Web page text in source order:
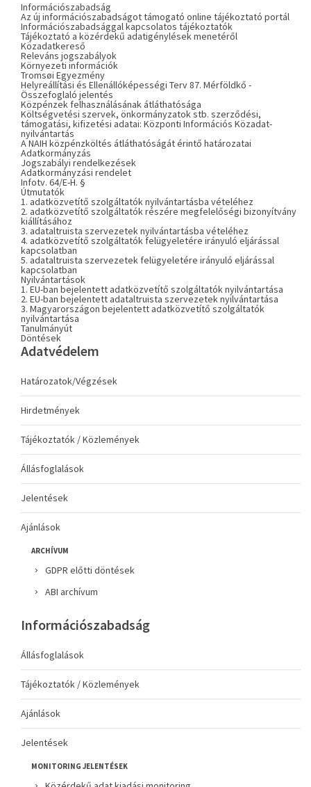
Információszabadság
Az új információszabadságot támogató online tájékoztató portál
Információszabadsággal kapcsolatos tájékoztatók
Tájékoztató a közérdekű adatigénylések menetéről
Közadatkereső
Releváns jogszabályok
Környezeti információk
Tromsøi Egyezmény
Helyreállítási és Ellenállóképességi Terv 87. Mérföldkő -
Összefoglaló jelentés
Közpénzek felhasználásának átláthatósága
Költségvetési szervek, önkormányzatok stb. szerződési,
támogatási, kifizetési adatai: Központi Információs Közadat-
nyilvántartás
A NAIH közpénzköltés átláthatóságát érintő határozatai
Adatkormányzás
Jogszabályi rendelkezések
Adatkormányzási rendelet
Infotv. 64/E-H. §
Útmutatók
1. adatközvetítő szolgáltatók nyilvántartásba vételéhez
2. adatközvetítő szolgáltatók részére megfelelőségi bizonyítvány
kiállításához
3. adataltruista szervezetek nyilvántartásba vételéhez
4. adatközvetítő szolgáltatók felügyeletére irányuló eljárással
kapcsolatban
5. adataltruista szervezetek felügyeletére irányuló eljárással
kapcsolatban
Nyilvántartások
1. EU-ban bejelentett adatközvetítő szolgáltatók nyilvántartása
2. EU-ban bejelentett adataltruista szervezetek nyilvántartása
3. Magyarországon bejelentett adatközvetítő szolgáltatók
nyilvántartása
Tanulmányút
Döntések
Adatvédelem
Határozatok/Végzések
Hirdetmények
Tájékoztatók / Közlemények
Állásfoglalások
Jelentések
Ajánlások
ARCHÍVUM
GDPR előtti döntések
ABI archívum
Információszabadság
Állásfoglalások
Tájékoztatók / Közlemények
Ajánlások
Jelentések
MONITORING JELENTÉSEK